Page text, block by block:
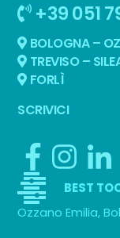
+39 051
BOLOGNA –
TREVISO –
FORLÌ
SCRIVICI
BEST
Ozzano Emilia,